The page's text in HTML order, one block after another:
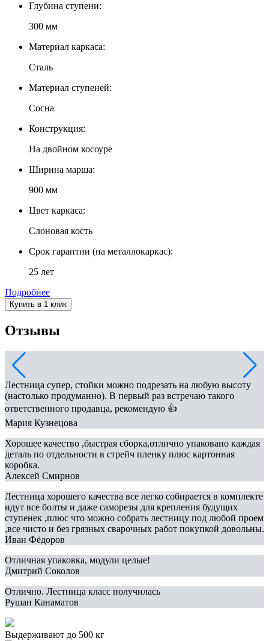
Глубина ступени:
300 мм
Материал каркаса:
Сталь
Материал ступеней:
Сосна
Конструкция:
На двойном косоуре
Ширина марша:
900 мм
Цвет каркаса:
Слоновая кость
Срок гарантии (на металлокаркас):
25 лет
Подробнее
Купить в 1 клик
Отзывы
Лестница супер, стойки можно подрезать на любую высоту
(настолько продуманно). В первый раз встречаю такого
ответственного продавца, рекомендую 👍
Мария Кузнецова
Хорошее качество ,быстрая сборка,отлично упаковано каждая
деталь по отдельности в стрейч пленку плюс картонная
коробка.
Алексей Смирнов
Лестница хорошего качества все легко собирается в комплекте
идут все болты и даже саморезы для крепления будущих
ступенек ,плюс что можно собрать лестницу под любой проем
,все чисто и без грязных сварочных работ покупкой довольны.
Иван Фёдоров
Отличная упаковка, модули целые!
Дмитрий Соколов
Отлично. Лестница класс получилась
Рушан Канаматов
Выдерживают до 500 кг